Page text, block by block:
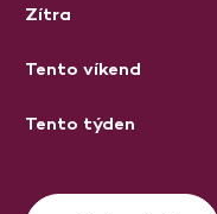
Zítra
Tento víkend
Tento týden